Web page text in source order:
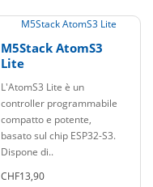
M5Stack AtomS3
Lite
L'AtomS3 Lite è un
controller programmabile
compatto e potente,
basato sul chip ESP32-S3.
Dispone di..
CHF13,90